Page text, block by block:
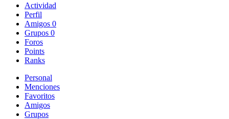
Actividad
Perfil
Amigos 0
Grupos 0
Foros
Points
Ranks
Personal
Menciones
Favoritos
Amigos
Grupos